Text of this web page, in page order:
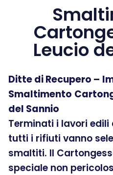
Leucio
Ditte di Recupero –
Smaltimento
del Sannio
Terminati i lavori
tutti i rifiuti vanno
smaltiti. Il
speciale non